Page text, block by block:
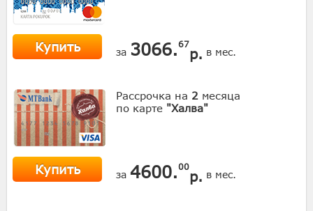
Купить за 3066.67
р. в мес.
Рассрочка на 2 месяца
по карте "Халва"
Купить за 4600.00
р. в мес.